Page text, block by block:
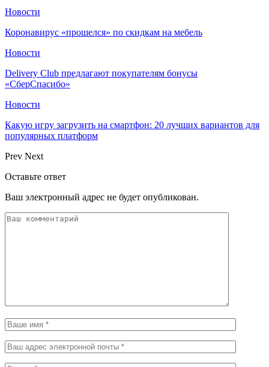
Новости
Коронавирус «прошелся» по скидкам на мебель
Новости
Delivery Club предлагают покупателям бонусы
«СберСпасибо»
Новости
Какую игру загрузить на смартфон: 20 лучших вариантов для
популярных платформ
Prev Next
Оставьте ответ
Ваш электронный адрес не будет опубликован.